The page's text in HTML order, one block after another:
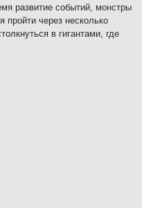
развитие событий, монстры
пройти через несколько
в гигантами, где